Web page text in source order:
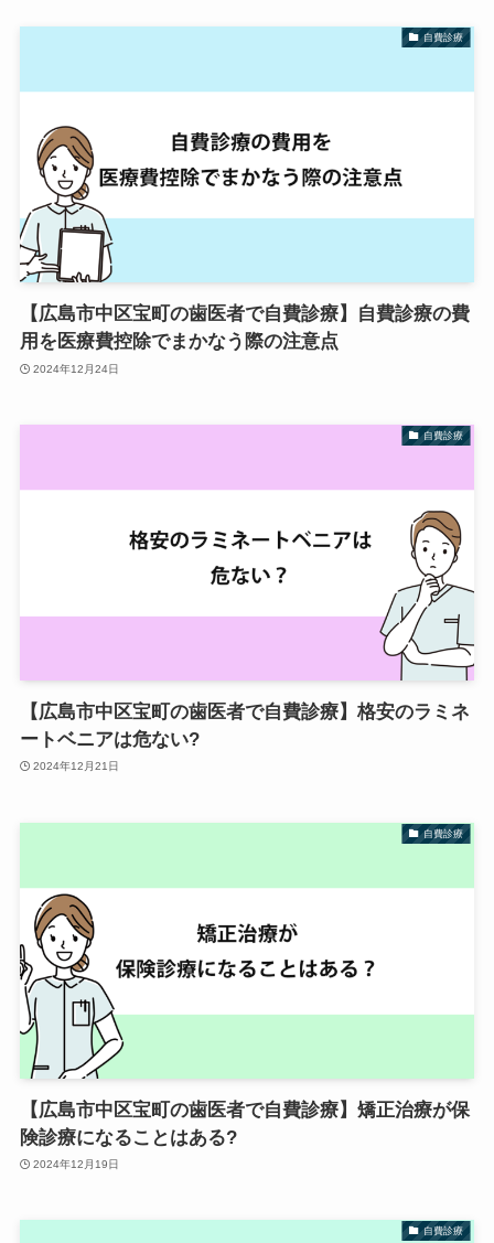
自費診療
【広島市中区宝町の歯医者で自費診療】自費診療の費
用を医療費控除でまかなう際の注意点
2024年12月24日
自費診療
【広島市中区宝町の歯医者で自費診療】格安のラミネ
ートベニアは危ない?
2024年12月21日
自費診療
【広島市中区宝町の歯医者で自費診療】矯正治療が保
険診療になることはある?
2024年12月19日
自費診療